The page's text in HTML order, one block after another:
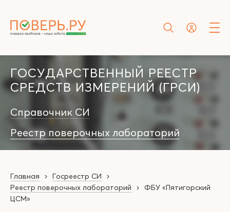
ГОСУДАРСТВЕННЫЙ РЕЕСТР
СРЕДСТВ ИЗМЕРЕНИЙ (ГРСИ)
Справочник СИ
Реестр поверочных лабораторий
Главная
Госреестр СИ
Реестр поверочных лабораторий
ФБУ «Пятигорский
ЦСМ»